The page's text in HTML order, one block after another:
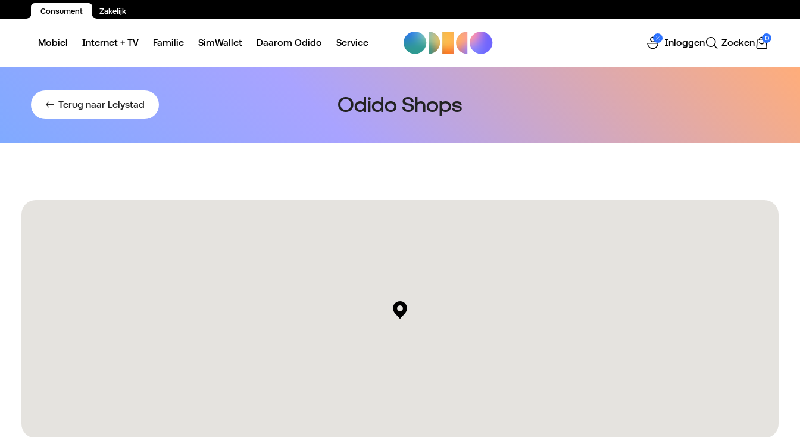
Consument Zakelijk
Mobiel Internet + TV Familie SimWallet Daarom Odido Service Inloggen Zoeken 0
Terug naar Lelystad Odido Shops